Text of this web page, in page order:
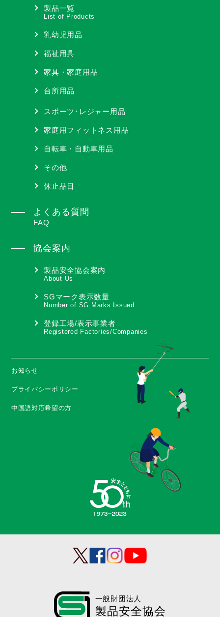
製品一覧
List of Products
乳幼児用品
福祉用具
家具・家庭用品
台所用品
スポーツ･レジャー用品
家庭用フィットネス用品
自転車・自動車用品
その他
休止品目
よくある質問
FAQ
協会案内
製品安全協会案内
About Us
SGマーク表示数量
Number of SG Marks Issued
登録工場/表示事業者
Registered Factories/Companies
お知らせ
プライバシーポリシー
中国語対応希望の方
一般財団法人
製品安全協会